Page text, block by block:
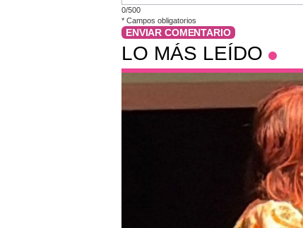
0/500
* Campos obligatorios
ENVIAR COMENTARIO
LO MÁS LEÍDO